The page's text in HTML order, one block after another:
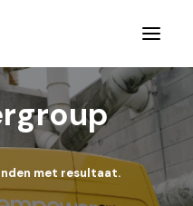
met resultaat.